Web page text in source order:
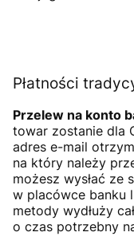
Płatności
Przelew na konto
towar zostanie dla
adres e-mail
na który należy
możesz wysłać ze
w placówce banku
metody wydłuży
o czas potrzebny